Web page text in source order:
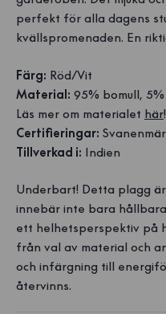
perfekt för alla dagens
kvällspromenaden. En
Färg: Röd/Vit
Material: 95% bomull,
Läs mer om materialet här!
Certifieringar:
Tillverkad i: Indien
Underbart! Detta plagg
innebär inte bara
ett helhetsperspektiv på
från val av material och
och infärgning till
återvinns.